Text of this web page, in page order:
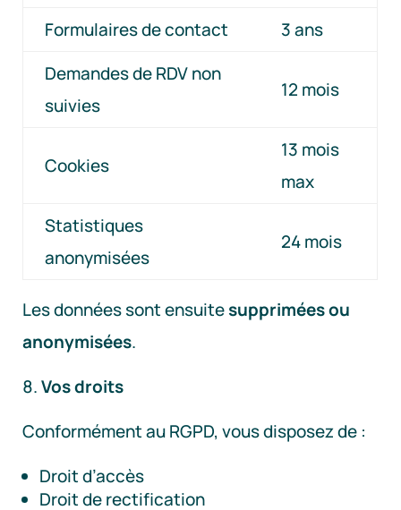
Formulaires de contact
3 ans
Demandes de RDV non
suivies
12 mois
Cookies
13 mois
max
Statistiques
anonymisées
24 mois
Les données sont ensuitesupprimées ou
anonymisées.
Vos droits
Conformément au RGPD, vous disposez de :
Droit d’accès
Droit de rectification